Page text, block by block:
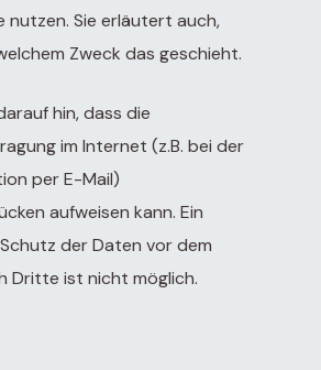
nutzen. Sie erläutert auch,
Zweck das geschieht.
hin, dass die
im Internet (z.B. bei der
per E-Mail)
aufweisen kann. Ein
der Daten vor dem
Dritte ist nicht möglich.